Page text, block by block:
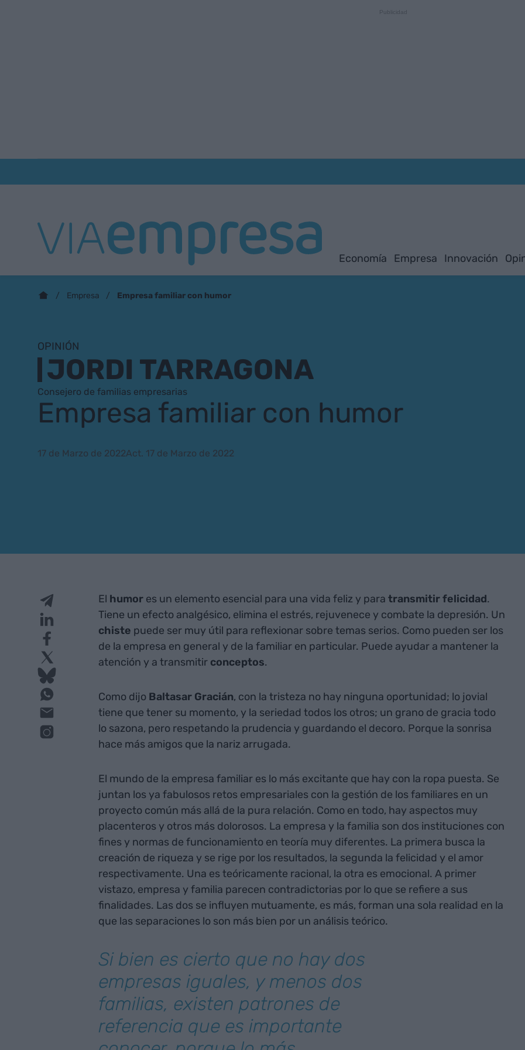
Economía Empresa Innovación
Empresa Empresa familiar con humor
OPINIÓN
JORDI TARRAGONA
Consejero de familias empresarias
Empresa familiar con humor
17 de Marzo de 2022Act. 17 de Marzo de 2022
El humores un elemento esencial para una vida feliz y para transmitirfelicidad.
Tiene un efecto analgésico, elimina el estrés, rejuvenece y combate la depresión. Un
chiste puede ser muy útil para reflexionar sobre temas serios. Como pueden ser los
de la empresa en general y de la familiar en particular. Puede ayudar a mantener la
atención y a transmitir conceptos.
Como dijo Baltasar Gracián, con la tristeza no hay ninguna oportunidad; lo jovial
tiene que tener su momento, y la seriedad todos los otros; un grano de gracia todo
lo sazona, pero respetando la prudencia y guardando el decoro. Porque la sonrisa
hace más amigos que la nariz arrugada.
El mundo de la empresa familiar es lo más excitante que hay con la ropa puesta. Se
juntan los ya fabulosos retos empresariales con la gestión de los familiares en un
proyecto común más allá de la pura relación. Como en todo, hay aspectos muy
placenteros y otros más dolorosos. La empresa y la familia son dos instituciones con
fines y normas de funcionamiento en teoría muy diferentes. La primera busca la
creación de riqueza y se rige por los resultados, la segunda la felicidad y el amor
respectivamente. Una es teóricamente racional, la otra es emocional. A primer
vistazo, empresa y familia parecen contradictorias por lo que se refiere a sus
finalidades. Las dos se influyen mutuamente, es más, forman una sola realidad en la
que las separaciones lo son más bien por un análisis teórico.
Si bien es cierto que no hay dos
empresas iguales, y menos dos
familias, existen patrones de
referencia que es importante